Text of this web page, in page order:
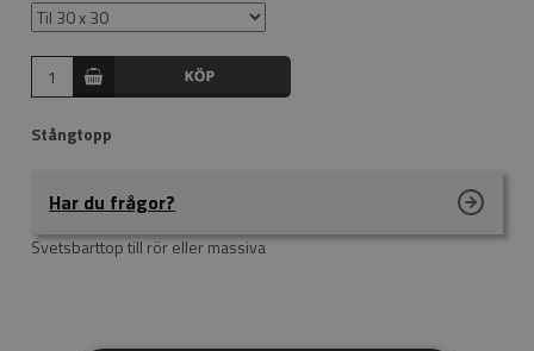
Stångtopp
Har du frågor?
Svetsbarttop till rör eller massiva